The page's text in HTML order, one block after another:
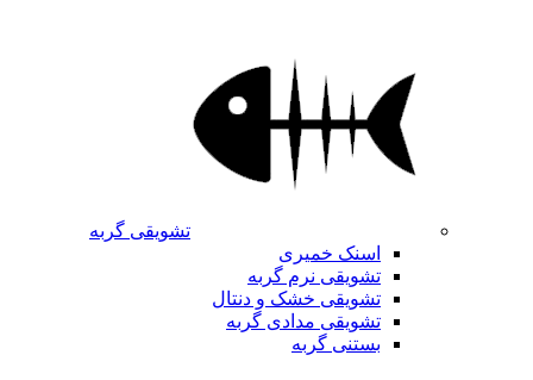
تشویقی گربه
اسنک خمیری
تشویقی نرم گربه
تشویقی خشک و دنتال
تشویقی مدادی گربه
بستنی گربه